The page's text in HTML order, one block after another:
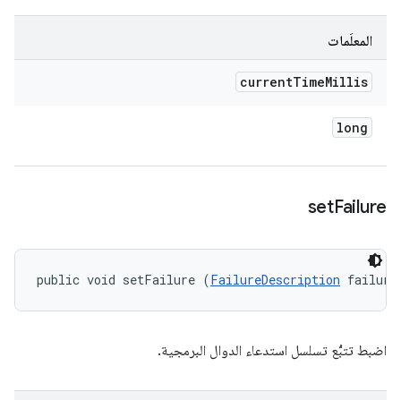
المعلَمات
currentTimeMillis
long
setFailure
public void setFailure (FailureDescription
اضبط تتبُّع تسلسل استدعاء الدوال البرمجية.